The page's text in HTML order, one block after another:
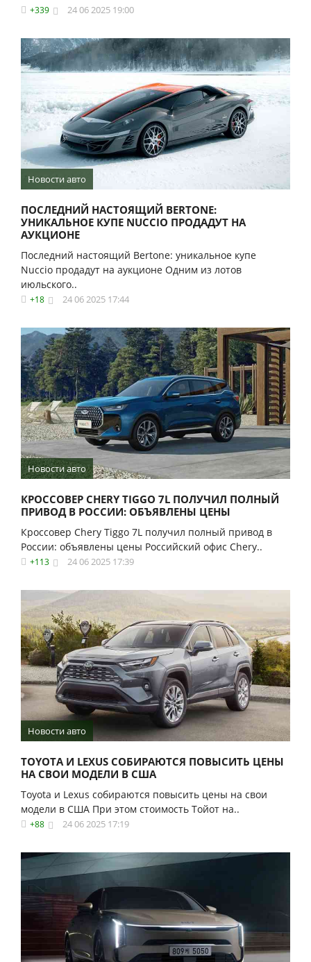
+339 24 06 2025 19:00
Новости авто
ПОСЛЕДНИЙ НАСТОЯЩИЙ BERTONE:
УНИКАЛЬНОЕ КУПЕ NUCCIO ПРОДАДУТ НА
АУКЦИОНЕ
Последний настоящий Bertone: уникальное купе
Nuccio продадут на аукционе Одним из лотов
июльского..
+18 24 06 2025 17:44
Новости авто
КРОССОВЕР CHERY TIGGO 7L ПОЛУЧИЛ ПОЛНЫЙ
ПРИВОД В РОССИИ: ОБЪЯВЛЕНЫ ЦЕНЫ
Кроссовер Chery Tiggo 7L получил полный привод в
России: объявлены цены Российский офис Chery..
+113 24 06 2025 17:39
Новости авто
TOYOTA И LEXUS СОБИРАЮТСЯ ПОВЫСИТЬ ЦЕНЫ
НА СВОИ МОДЕЛИ В США
Toyota и Lexus собираются повысить цены на свои
модели в США При этом стоимость Тойот на..
+88 24 06 2025 17:19